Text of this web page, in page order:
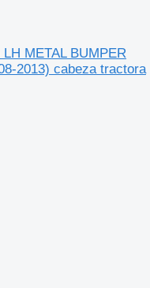
METAL BUMPER
2013) cabeza tractora